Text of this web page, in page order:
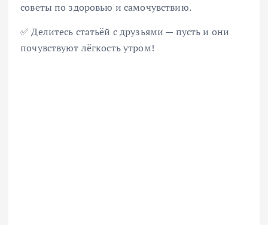
советы по здоровью и самочувствию.
✅ Делитесь статьёй с друзьями — пусть и они
почувствуют лёгкость утром!